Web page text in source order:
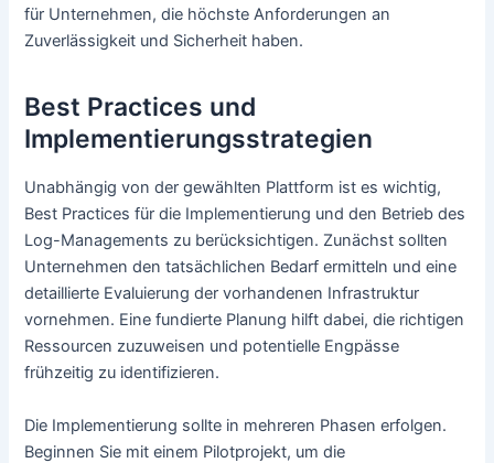
für Unternehmen, die höchste Anforderungen an
Zuverlässigkeit und Sicherheit haben.
Best Practices und
Implementierungsstrategien
Unabhängig von der gewählten Plattform ist es wichtig,
Best Practices für die Implementierung und den Betrieb des
Log-Managements zu berücksichtigen. Zunächst sollten
Unternehmen den tatsächlichen Bedarf ermitteln und eine
detaillierte Evaluierung der vorhandenen Infrastruktur
vornehmen. Eine fundierte Planung hilft dabei, die richtigen
Ressourcen zuzuweisen und potentielle Engpässe
frühzeitig zu identifizieren.
Die Implementierung sollte in mehreren Phasen erfolgen.
Beginnen Sie mit einem Pilotprojekt, um die